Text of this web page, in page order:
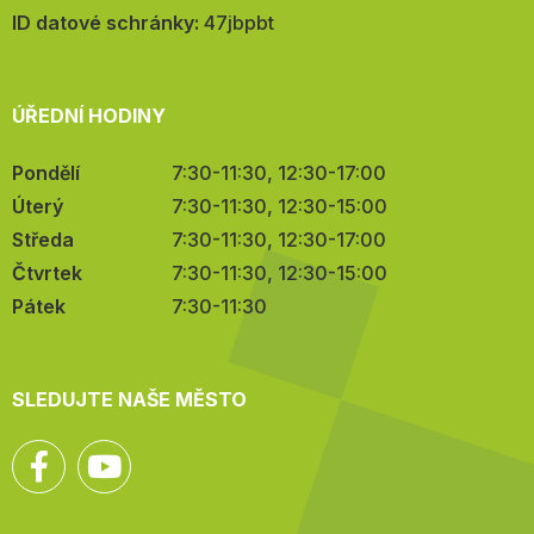
mail:
ID datové schránky: 47jbpbt
ÚŘEDNÍ HODINY
Pondělí
7:30-11:30, 12:30-17:00
Úterý
7:30-11:30, 12:30-15:00
Středa
7:30-11:30, 12:30-17:00
Čtvrtek
7:30-11:30, 12:30-15:00
Pátek
7:30-11:30
SLEDUJTE NAŠE MĚSTO
Facebook